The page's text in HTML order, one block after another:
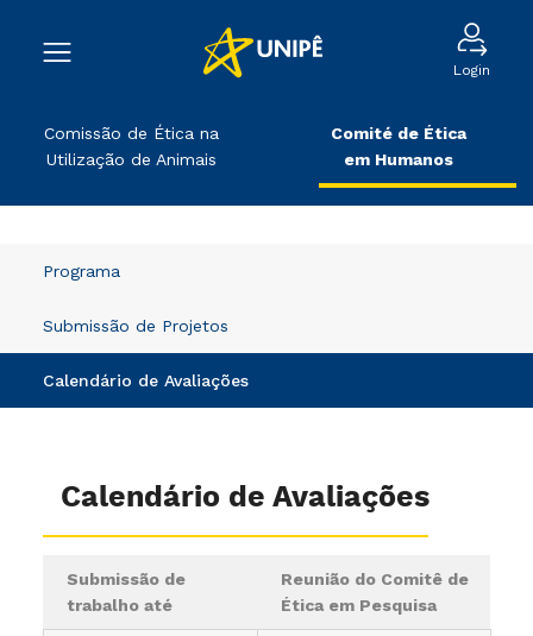
Login
Comissão de Ética na
Utilização de Animais
Comité de Ética
em Humanos
Programa
Submissão de Projetos
Calendário de Avaliações
Calendário de Avaliações
Submissão de
trabalho até
Reunião do Comitê de
Ética em Pesquisa